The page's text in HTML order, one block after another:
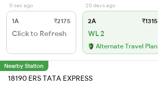
0 sec ago
1A ₹2175
Click to Refresh
20 days ago
2A ₹1315
WL 2
Alternate Travel Plan
Nearby Station
18190 ERS TATA EXPRESS